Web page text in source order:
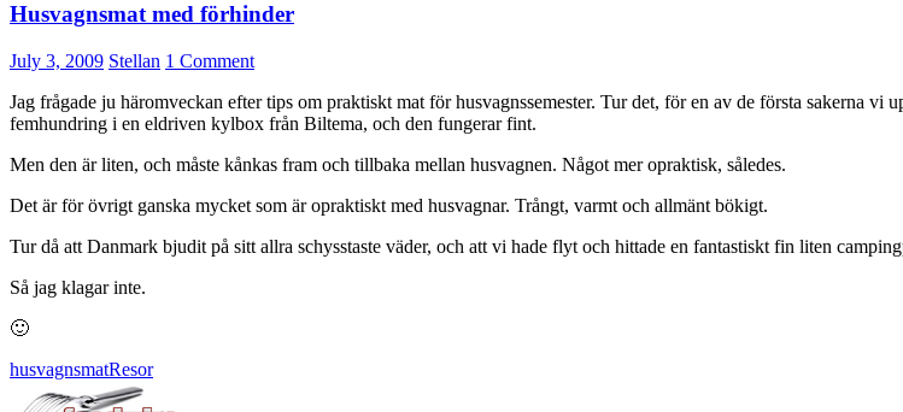
Husvagnsmat med förhinder
July 3, 2009 Stellan 1 Comment
Jag frågade ju häromveckan efter tips om praktiskt mat för husvagnssemester. Tur det, för en av de första sakerna
femhundring i en eldriven kylbox från Biltema, och den fungerar fint.
Men den är liten, och måste kånkas fram och tillbaka mellan husvagnen. Något mer opraktisk, således.
Det är för övrigt ganska mycket som är opraktiskt med husvagnar. Trångt, varmt och allmänt bökigt.
Tur då att Danmark bjudit på sitt allra schysstaste väder, och att vi hade flyt och hittade en fantastiskt fin liten
Så jag klagar inte.
🙂
husvagnsmatResor